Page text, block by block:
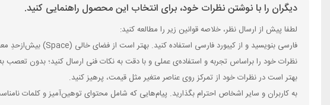
دیگران را با نوشتن نظرات خود، برای انتخاب این محصول راهنمایی کنید.
لطفا پیش از ارسال نظر، خلاصه قوانین زیر را مطالعه کنید:
فارسی بنویسید و از کیبورد فارسی استفاده کنید. بهتر است از فضای خالی (Space) بیش‌از‌حدِ معمول، شکلک یا ایموجی استفاده نکنید و از کشیدن حروف یا کلمات با صفحه‌کلید بپرهیزید.
نظرات خود را براساس تجربه و استفاده‌ی عملی و با دقت به نکات فنی ارسال کنید؛ بدون تعصب
بهتر است در نظرات خود از تمرکز روی عناصر متغیر مثل قیمت، پرهیز کنید.
به کاربران و سایر اشخاص احترام بگذارید. پیام‌هایی که شامل محتوای توهین‌آمیز و کلمات